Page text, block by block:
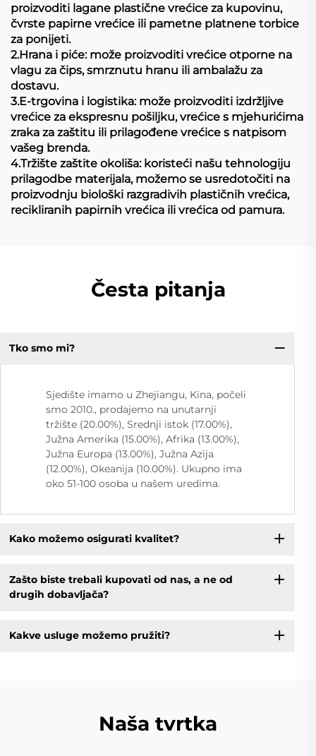
proizvoditi lagane plastične vrećice za kupovinu,
čvrste papirne vrećice ili pametne platnene torbice
za ponijeti.
2.Hrana i piće: može proizvoditi vrećice otporne na
vlagu za čips, smrznutu hranu ili ambalažu za
dostavu.
3.E-trgovina i logistika: može proizvoditi izdržljive
vrećice za ekspresnu pošiljku, vrećice s mjehurićima
zraka za zaštitu ili prilagođene vrećice s natpisom
vašeg brenda.
4.Tržište zaštite okoliša: koristeći našu tehnologiju
prilagodbe materijala, možemo se usredotočiti na
proizvodnju biološki razgradivih plastičnih vrećica,
recikliranih papirnih vrećica ili vrećica od pamura.
Česta pitanja
Tko smo mi?
Sjedište imamo u Zhejiangu, Kina, počeli
smo 2010., prodajemo na unutarnji
tržište (20.00%), Srednji istok (17.00%),
Južna Amerika (15.00%), Afrika (13.00%),
Južna Europa (13.00%), Južna Azija
(12.00%), Okeanija (10.00%). Ukupno ima
oko 51-100 osoba u našem uredima.
Kako možemo osigurati kvalitet?
Zašto biste trebali kupovati od nas, a ne od
drugih dobavljača?
Kakve usluge možemo pružiti?
Naša tvrtka